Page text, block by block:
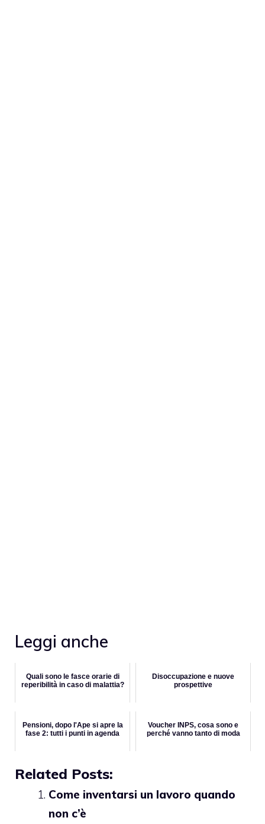
Leggi anche
Quali sono le fasce orarie di
reperibilità in caso di malattia?
Disoccupazione e nuove
prospettive
Pensioni, dopo l'Ape si apre la
fase 2: tutti i punti in agenda
Voucher INPS, cosa sono e
perché vanno tanto di moda
Related Posts:
Come inventarsi un lavoro quando
non c’è